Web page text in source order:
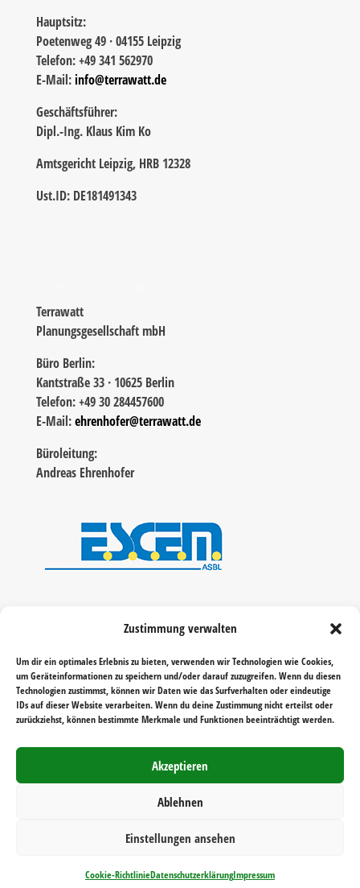
Zustimmung verwalten
Um dir ein optimales Erlebnis zu bieten, verwenden wir Technologien wie Cookies,
um Geräteinformationen zu speichern und/oder darauf zuzugreifen. Wenn du diesen
Technologien zustimmst, können wir Daten wie das Surfverhalten oder eindeutige
IDs auf dieser Website verarbeiten. Wenn du deine Zustimmung nicht erteilst oder
zurückziehst, können bestimmte Merkmale und Funktionen beeinträchtigt werden.
Akzeptieren
Ablehnen
Einstellungen ansehen
Cookie-RichtlinieDatenschutzerklärungImpressum
Hauptsitz:
Poetenweg 49 · 04155 Leipzig
Telefon: +49 341 562970
E-Mail:info@terrawatt.de
Geschäftsführer:
Dipl.-Ing. Klaus Kim Ko
Amtsgericht Leipzig, HRB 12328
Ust.ID: DE181491343
Terrawatt
Planungsgesellschaft mbH
Büro Berlin:
Kantstraße 33 · 10625 Berlin
Telefon: +49 30 284457600
E-Mail:ehrenhofer@terrawatt.de
Büroleitung:
Andreas Ehrenhofer
Realisiert vonReichelt Kommunikationsberatung